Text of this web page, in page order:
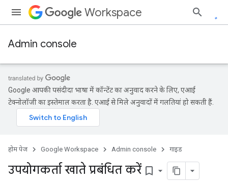
Workspace
Admin console
Google आपकी पसंदीदा भाषा में कॉन्टेंट का अनुवाद करने के लिए, एआई
टेक्नोलॉजी का इस्तेमाल करता है. एआई से मिले अनुवादों में गलतियां हो सकती हैं.
होम पेज Google Workspace Admin console गाइड
उपयोगकर्ता खाते प्रबंधित करें bookmark_border